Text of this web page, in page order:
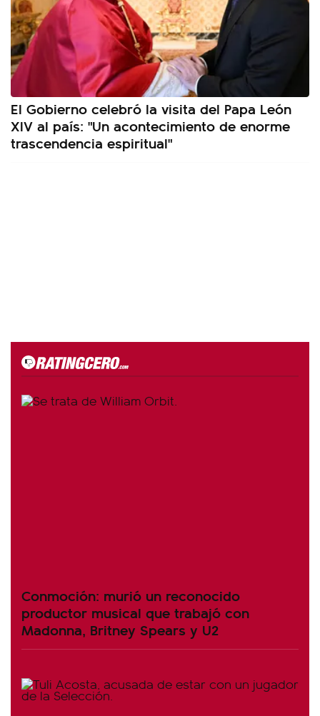
El Gobierno celebró la visita del Papa León
XIV al país: "Un acontecimiento de enorme
trascendencia espiritual"
Conmoción: murió un reconocido
productor musical que trabajó con
Madonna, Britney Spears y U2